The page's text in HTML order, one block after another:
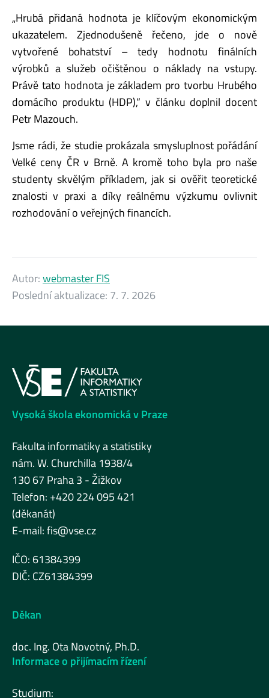
„Hrubá přidaná hodnota je klíčovým ekonomickým
ukazatelem. Zjednodušeně řečeno, jde o nově
vytvořené bohatství – tedy hodnotu finálních
výrobků a služeb očištěnou o náklady na vstupy.
Právě tato hodnota je základem pro tvorbu Hrubého
domácího produktu (HDP),“ v článku doplnil docent
Petr Mazouch.
Jsme rádi, že studie prokázala smysluplnost pořádání
Velké ceny ČR v Brně. A kromě toho byla pro naše
studenty skvělým příkladem, jak si ověřit teoretické
znalosti v praxi a díky reálnému výzkumu ovlivnit
rozhodování o veřejných financích.
Autor:webmaster FIS
Poslední aktualizace: 7. 7. 2026
Vysoká škola ekonomická v Praze
Fakulta informatiky a statistiky
nám. W. Churchilla 1938/4
130 67 Praha 3 - Žižkov
Telefon: +420 224 095 421
(děkanát)
E-mail:fis@vse.cz
IČO: 61384399
DIČ: CZ61384399
Děkan
doc. Ing. Ota Novotný, Ph.D.
Informace o přijímacím řízení
Studium: